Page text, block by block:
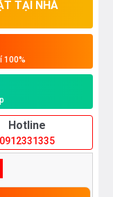
TẠI NHÀ
100%
Hotline
0912331335